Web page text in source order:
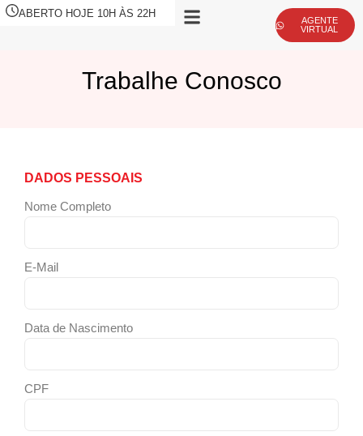
ABERTO HOJE 10H ÀS 22H
AGENTE
VIRTUAL
Trabalhe Conosco
DADOS PESSOAIS
Nome Completo
E-Mail
Data de Nascimento
CPF